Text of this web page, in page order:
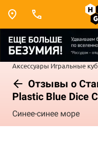
Аксессуары Игральные
Отзывы о
Plastic Blue Dice
Синее-синее море